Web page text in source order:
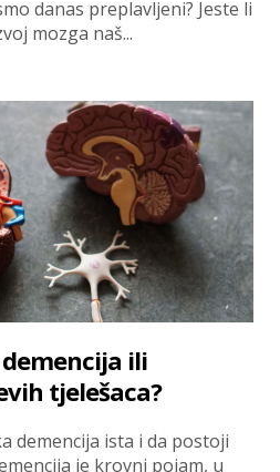
danas preplavljeni? Jeste li
mozga naš...
demencija ili
tjelešaca?
demencija ista i da postoji
je krovni pojam, u